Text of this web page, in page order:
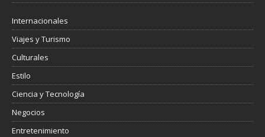
Internacionales
Viajes y Turismo
Culturales
Estilo
Ciencia y Tecnología
Negocios
Entretenimiento